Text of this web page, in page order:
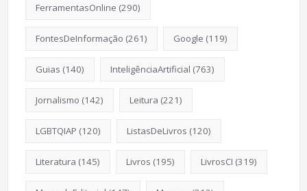
FerramentasOnline (290)
FontesDeInformação (261) Google (119)
Guias (140) InteligênciaArtificial (763)
Jornalismo (142) Leitura (221)
LGBTQIAP (120) ListasDeLivros (120)
Literatura (145) Livros (195) LivrosCI (319)